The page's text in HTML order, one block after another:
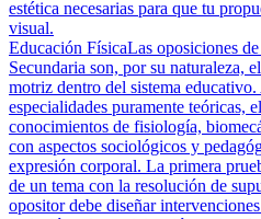
estética necesarias para que tu
visual.
Educación FísicaLas oposiciones
Secundaria son, por su naturaleza,
motriz dentro del sistema
especialidades puramente
conocimientos de fisiología,
con aspectos sociológicos y
expresión corporal. La primera
de un tema con la resolución de
opositor debe diseñar